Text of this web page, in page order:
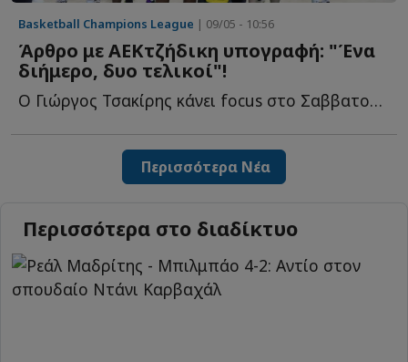
Basketball Champions League | 09/05 - 10:56
Άρθρο με ΑΕΚτζήδικη υπογραφή: "Ένα
διήμερο, δυο τελικοί"!
Ο Γιώργος Τσακίρης κάνει focus στο Σαββατοκύριακο που έ...
Περισσότερα Νέα
Περισσότερα στο διαδίκτυο